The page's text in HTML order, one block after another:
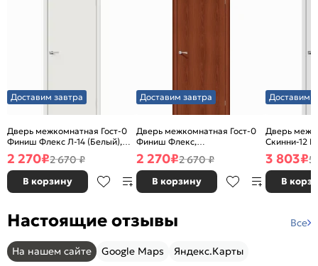
Доставим завтра
Дверь межкомнатная Гост-0
Финиш Флекс Л-14 (Белый),
глухая, каркасно-щитовая
2 270₽2 670 ₽
В корзину
Доставим завтра
Дверь межкомнатная Гост-0
Финиш Флекс,
Ламинированные Л-11
(ИталОрех), глухая, каркасно-
щитовая
2 270₽2 670 ₽
В корзину
Доставим
Дверь
Скинни-12
глухая,
3 803₽5
В
Настоящие отзывы Все
На нашем сайте Google Maps Яндекс.Карты